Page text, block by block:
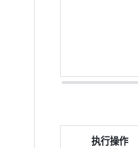
执行操作